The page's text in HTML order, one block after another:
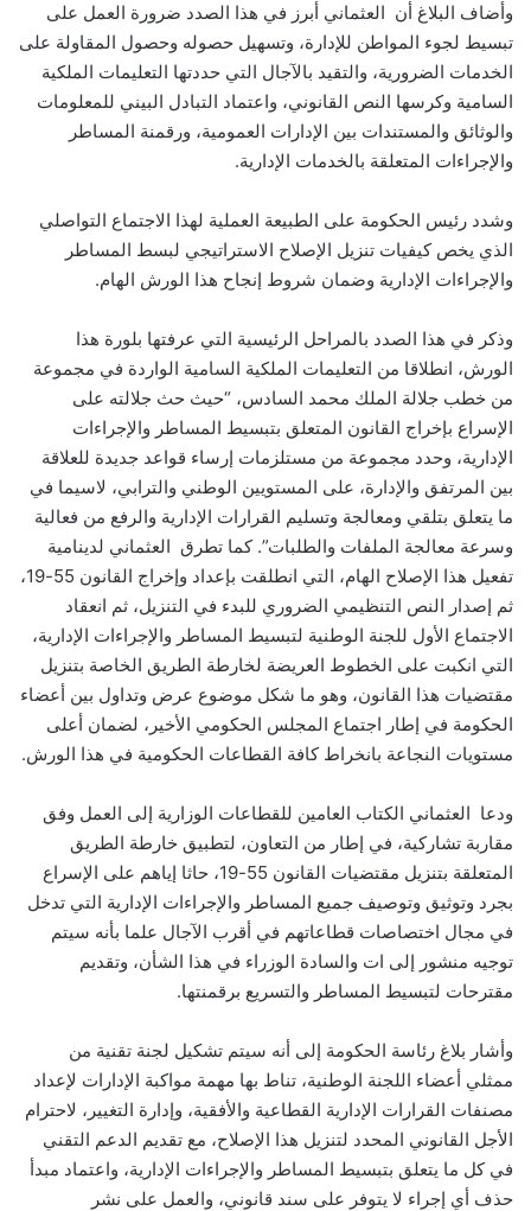
وأضاف البلاغ أن العثماني أبرز في هذا الصدد ضرورة العمل على
تبسيط لجوء المواطن للإدارة، وتسهيل حصوله وحصول المقاولة على
الخدمات الضرورية، والتقيد بالآجال التي حددتها التعليمات الملكية
السامية وكرسها النص القانوني، واعتماد التبادل البيني للمعلومات
والوثائق والمستندات بين الإدارات العمومية، ورقمنة المساطر
والإجراءات المتعلقة بالخدمات الإدارية.
وشدد رئيس الحكومة على الطبيعة العملية لهذا الاجتماع التواصلي
الذي يخص كيفيات تنزيل الإصلاح الاستراتيجي لبسط المساطر
والإجراءات الإدارية وضمان شروط إنجاح هذا الورش الهام.
وذكر في هذا الصدد بالمراحل الرئيسية التي عرفتها بلورة هذا
الورش، انطلاقا من التعليمات الملكية السامية الواردة في مجموعة
من خطب جلالة الملك محمد السادس، “حيث حث جلالته على
الإسراع بإخراج القانون المتعلق بتبسيط المساطر والإجراءات
الإدارية، وحدد مجموعة من مستلزمات إرساء قواعد جديدة للعلاقة
بين المرتفق والإدارة، على المستويين الوطني والترابي، لاسيما في
ما يتعلق بتلقي ومعالجة وتسليم القرارات الإدارية والرفع من فعالية
وسرعة معالجة الملفات والطلبات”. كما تطرق العثماني لدينامية
تفعيل هذا الإصلاح الهام، التي انطلقت بإعداد وإخراج القانون 55-19،
ثم إصدار النص التنظيمي الضروري للبدء في التنزيل، ثم انعقاد
الاجتماع الأول للجنة الوطنية لتبسيط المساطر والإجراءات الإدارية،
التي انكبت على الخطوط العريضة لخارطة الطريق الخاصة بتنزيل
مقتضيات هذا القانون، وهو ما شكل موضوع عرض وتداول بين أعضاء
الحكومة في إطار اجتماع المجلس الحكومي الأخير، لضمان أعلى
مستويات النجاعة بانخراط كافة القطاعات الحكومية في هذا الورش.
ودعا العثماني الكتاب العامين للقطاعات الوزارية إلى العمل وفق
مقاربة تشاركية، في إطار من التعاون، لتطبيق خارطة الطريق
المتعلقة بتنزيل مقتضيات القانون 55-19، حاثا إياهم على الإسراع
بجرد وتوثيق وتوصيف جميع المساطر والإجراءات الإدارية التي تدخل
في مجال اختصاصات قطاعاتهم في أقرب الآجال علما بأنه سيتم
توجيه منشور إلى ات والسادة الوزراء في هذا الشأن، وتقديم
مقترحات لتبسيط المساطر والتسريع برقمنتها.
وأشار بلاغ رئاسة الحكومة إلى أنه سيتم تشكيل لجنة تقنية من
ممثلي أعضاء اللجنة الوطنية، تناط بها مهمة مواكبة الإدارات لإعداد
مصنفات القرارات الإدارية القطاعية والأفقية، وإدارة التغيير، لاحترام
الأجل القانوني المحدد لتنزيل هذا الإصلاح، مع تقديم الدعم التقني
في كل ما يتعلق بتبسيط المساطر والإجراءات الإدارية، واعتماد مبدأ
حذف أي إجراء لا يتوفر على سند قانوني، والعمل على نشر